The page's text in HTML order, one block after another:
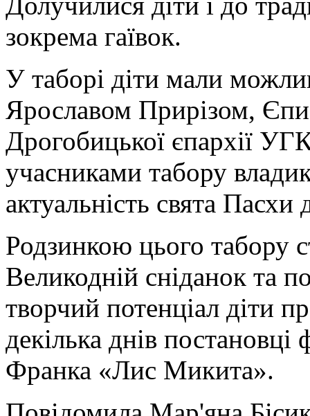
зокрема гаївок.
У таборі діти мали
Ярославом Прирізом,
Дрогобицької єпархії
учасниками табору
актуальність свята
Родзинкою цього табору
Великодній сніданок та
творчий потенціал діти
декілька днів
Франка «Лис Микита».